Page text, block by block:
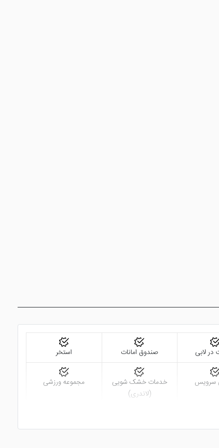
نیز از دیگر اماکن نزدیک به این هتل هستند. با اقامت در این
در لابی صندوق امانات استخر
سرویس
خدمات خشک شویی
(لاندری)
مجموعه ورزشی